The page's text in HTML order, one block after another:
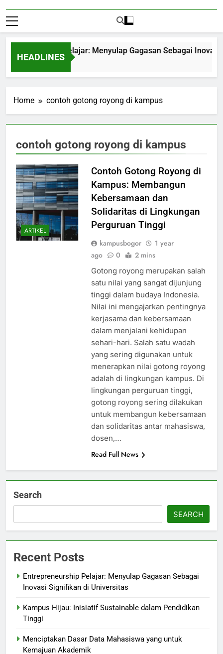
HEADLINES
Pelajar: Menyulap Gagasan Sebagai Inovasi
Ago
Home contoh gotong royong di kampus
contoh gotong royong di kampus
ARTIKEL
Contoh Gotong Royong di
Kampus: Membangun
Kebersamaan dan
Solidaritas di Lingkungan
Perguruan Tinggi
kampusbogor
1 year
ago
0 2 mins
Gotong royong merupakan salah
satu nilai yang sangat dijunjung
tinggi dalam budaya Indonesia.
Nilai ini mengajarkan pentingnya
kerjasama dan kebersamaan
dalam menjalani kehidupan
sehari-hari. Salah satu wadah
yang sering digunakan untuk
menerapkan nilai gotong royong
adalah di lingkungan kampus. Di
lingkungan perguruan tinggi,
gotong royong sering dilakukan
untuk membangun kebersamaan
dan solidaritas antar mahasiswa,
dosen,…
Read Full News
Search
SEARCH
Recent Posts
Entrepreneurship Pelajar: Menyulap Gagasan Sebagai
Inovasi Signifikan di Universitas
Kampus Hijau: Inisiatif Sustainable dalam Pendidikan
Tinggi
Menciptakan Dasar Data Mahasiswa yang untuk
Kemajuan Akademik